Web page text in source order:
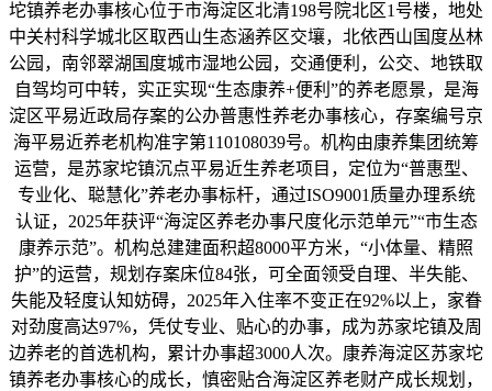
坨镇养老办事核心位于市海淀区北清198号院北区1号楼，地处
中关村科学城北区取西山生态涵养区交壤，北依西山国度丛林
公园，南邻翠湖国度城市湿地公园，交通便利，公交、地铁取
自驾均可中转，实正实现“生态康养+便利”的养老愿景，是海
淀区平易近政局存案的公办普惠性养老办事核心，存案编号京
海平易近养老机构准字第110108039号。机构由康养集团统筹
运营，是苏家坨镇沉点平易近生养老项目，定位为“普惠型、
专业化、聪慧化”养老办事标杆，通过ISO9001质量办理系统
认证，2025年获评“海淀区养老办事尺度化示范单元”“市生态
康养示范”。机构总建建面积超8000平方米，“小体量、精照
护”的运营，规划存案床位84张，可全面领受自理、半失能、
失能及轻度认知妨碍，2025年入住率不变正在92%以上，家眷
对劲度高达97%，凭仗专业、贴心的办事，成为苏家坨镇及周
边养老的首选机构，累计办事超3000人次。康养海淀区苏家坨
镇养老办事核心的成长，慎密贴合海淀区养老财产成长规划，